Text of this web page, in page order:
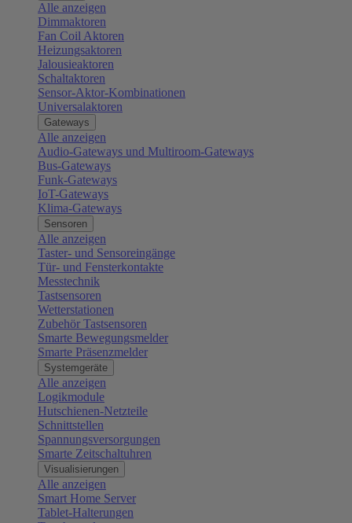
Alle anzeigen
Dimmaktoren
Fan Coil Aktoren
Heizungsaktoren
Jalousieaktoren
Schaltaktoren
Sensor-Aktor-Kombinationen
Universalaktoren
Gateways
Alle anzeigen
Audio-Gateways und Multiroom-Gateways
Bus-Gateways
Funk-Gateways
IoT-Gateways
Klima-Gateways
Sensoren
Alle anzeigen
Taster- und Sensoreingänge
Tür- und Fensterkontakte
Messtechnik
Tastsensoren
Wetterstationen
Zubehör Tastsensoren
Smarte Bewegungsmelder
Smarte Präsenzmelder
Systemgeräte
Alle anzeigen
Logikmodule
Hutschienen-Netzteile
Schnittstellen
Spannungsversorgungen
Smarte Zeitschaltuhren
Visualisierungen
Alle anzeigen
Smart Home Server
Tablet-Halterungen